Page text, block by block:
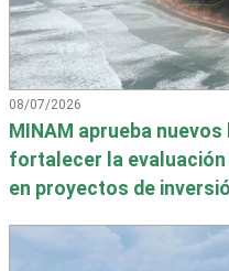
08/07/2026
MINAM aprueba
fortalecer la evaluación
en proyectos de